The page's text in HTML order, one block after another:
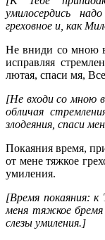
умилосердись
греховное и, как
Не вниди со мною в
исправляя
лютая, спаси мя,
[Не входи со мною в
обличая
злодеяния, спаси
Покаяния время,
от мене тяжкое
умиления.
[Время покаяния:
меня тяжкое бремя
слезы умиления.]